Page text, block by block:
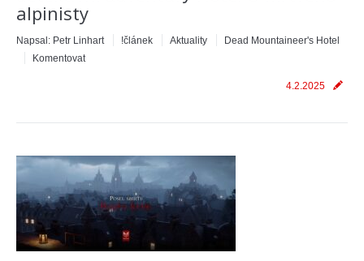
alpinisty
Napsal: Petr Linhart !článek Aktuality
Dead Mountaineer's Hotel
Komentovat
4.2.2025